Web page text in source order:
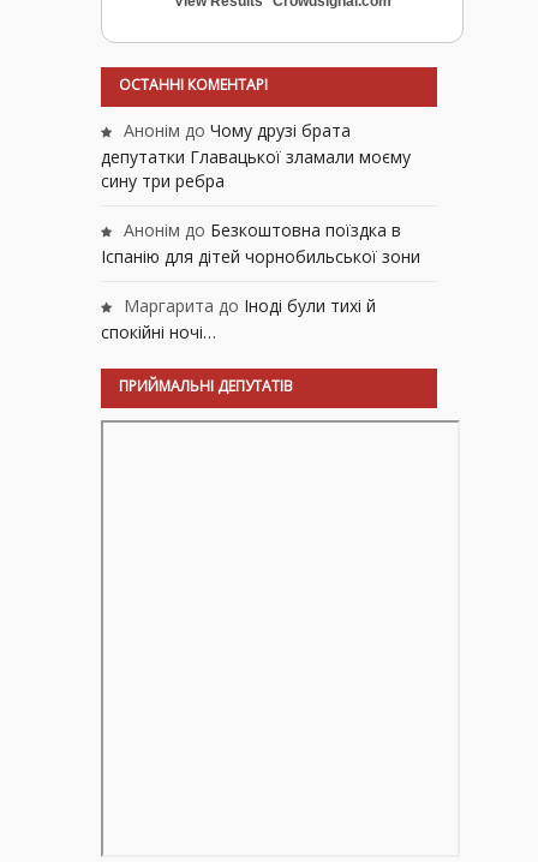
ОСТАННІ КОМЕНТАРІ
Анонім до Чому друзі брата
депутатки Главацької зламали моєму
сину три ребра
Анонім до Безкоштовна поїздка в
Іспанію для дітей чорнобильської зони
Маргарита до Іноді були тихі й
спокійні ночі…
ПРИЙМАЛЬНІ ДЕПУТАТІВ